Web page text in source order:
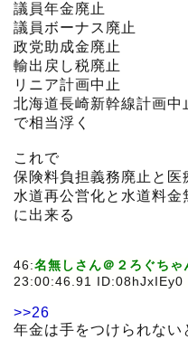
議員年金廃止
議員ボーナス廃止
政党助成金廃止
輸出戻し税廃止
リニア計画中止
北海道長崎新幹線計画中
で相当浮く
これで
保険料負担義務廃止と医
水道再公営化と水道料金
に出来る
46:名無しさん＠２ろぐちゃ
23:00:46.91 ID:08hJxIEy0
>>26
年金は手をつけられない